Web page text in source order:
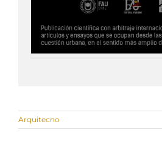
Arquitecno